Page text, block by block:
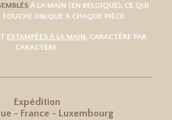
À LA MAIN (EN BELGIQUE), CE QUI
TOUCHE UNIQUE À CHAQUE PIÈCE
ESTAMPÉES À LA MAIN, CARACTÈRE PAR
CARACTÈRE
Expédition
- France - Luxembourg